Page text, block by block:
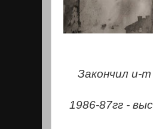
Закончил и-
1986-87гг -